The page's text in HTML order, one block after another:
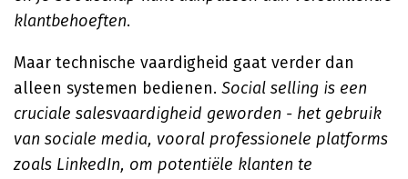
klantbehoeften.
Maar technische vaardigheid gaat verder dan
alleen systemen bedienen. Social selling is een
cruciale salesvaardigheid geworden - het gebruik
van sociale media, vooral professionele platforms
zoals LinkedIn, om potentiële klanten te